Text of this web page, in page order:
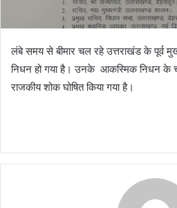
लंबे समय से बीमार चल रहे उत्तराखंड के पूर्व
निधन हो गया है। उनके आकस्मिक निधन के
राजकीय शोक घोषित किया गया है।